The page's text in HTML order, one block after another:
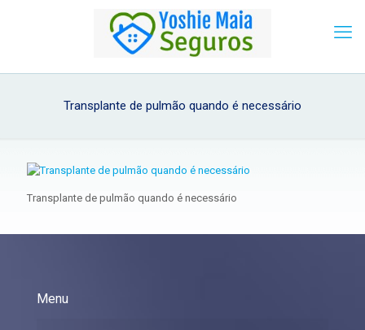
Transplante de pulmão quando é necessário
Transplante de pulmão quando é necessário
Menu